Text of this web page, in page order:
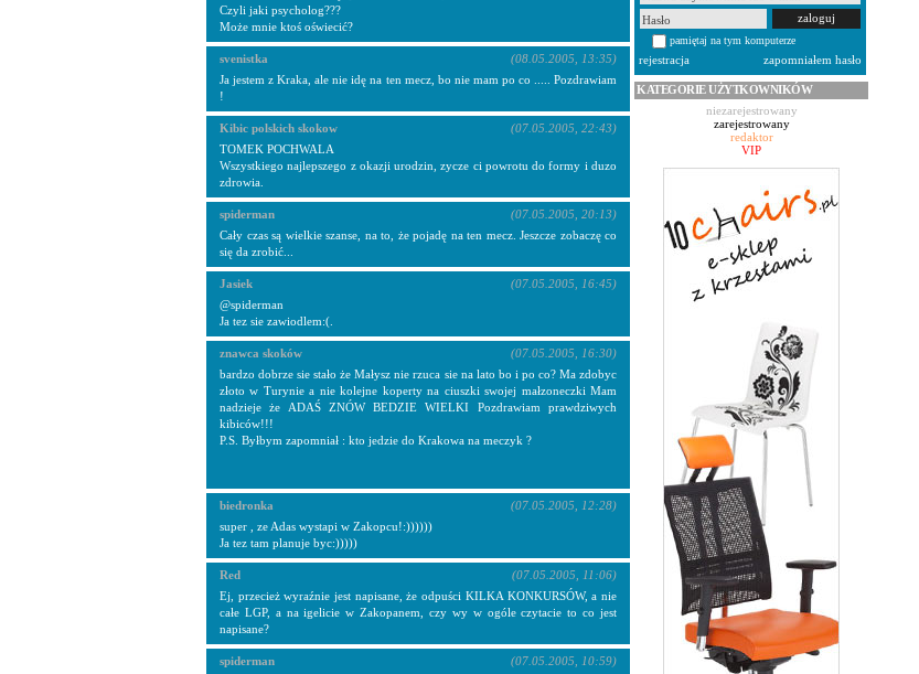
Czyli jaki psycholog???
Może mnie ktoś oświecić?
svenistka
Ja jestem z Kraka, ale nie idę na ten mecz, bo nie mam po co ..... Pozdrawiam
!
(08.05.2005, 13:35)
Kibic polskich skokow
TOMEK POCHWALA
Wszystkiego najlepszego z okazji urodzin, zycze ci powrotu do formy i duzo
zdrowia.
(07.05.2005, 22:43)
spiderman
Cały czas są wielkie szanse, na to, że pojadę na ten mecz. Jeszcze zobaczę co
się da zrobić...
(07.05.2005, 20:13)
Jasiek
@spiderman
Ja tez sie zawiodlem:(.
(07.05.2005, 16:45)
znawca skoków
bardzo dobrze sie stało że Małysz nie rzuca sie na lato bo i po co? Ma zdobyc
złoto w Turynie a nie kolejne koperty na ciuszki swojej małzoneczki Mam
nadzieje że ADAŚ ZNÓW BEDZIE WIELKI Pozdrawiam prawdziwych
kibiców!!!
P.S. Byłbym zapomniał : kto jedzie do Krakowa na meczyk ?
(07.05.2005, 16:30)
biedronka
super , ze Adas wystapi w Zakopcu!:))))))
Ja tez tam planuje byc:)))))
(07.05.2005, 12:28)
Red
Ej, przecież wyraźnie jest napisane, że odpuści KILKA KONKURSÓW, a nie
całe LGP, a na igelicie w Zakopanem, czy wy w ogóle czytacie to co jest
napisane?
(07.05.2005, 11:06)
spiderman
(07.05.2005, 10:59)
pamiętaj na tym komputerze
rejestracja
zapomniałem hasło
KATEGORIE UŻYTKOWNIKÓW
niezarejestrowany
zarejestrowany
redaktor
VIP